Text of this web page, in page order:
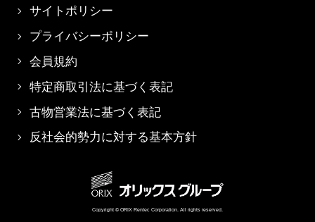
サイトポリシー
プライバシーポリシー
会員規約
特定商取引法に基づく表記
古物営業法に基づく表記
反社会的勢力に対する基本方針
Copyright © ORIX Rentec Corporation. All rights reserved.